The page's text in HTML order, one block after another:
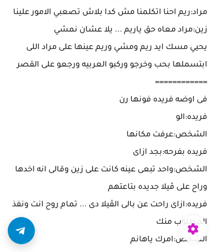
مراد:ريم احنا اتكلمنا مش كدا بلاش تصعبي الامور علينا
زين:مراد معاه حق ياريم ... يلا عشان نمشي
يحيي مسك ايد ريم ومشي وريم عينها على مراد اللى
ابتسملها بحب وخرجو وركبو العربيه ورجعو على القصر
============
فى اوضه فريده فونها رن
فريده:الو
الشخص:عرفت مكانها
فريده بفرحه:بجد ازاى
الشخص:واحد تبعى عينه كانت على زين وقالى انه اخدها
وراح على ڤيلا جديده بتاعتهم
فريده:ازاى راحت عن بالى الڤيلا دى ... تمام روح انت ونفذ
المطلوب منك
الشخص:امرك ياهانم